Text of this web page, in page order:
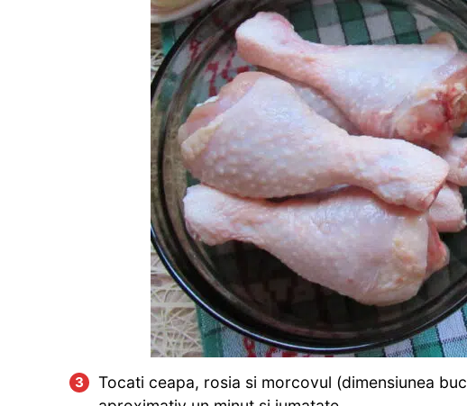
Tocati ceapa, rosia si morcovul (dimensiunea